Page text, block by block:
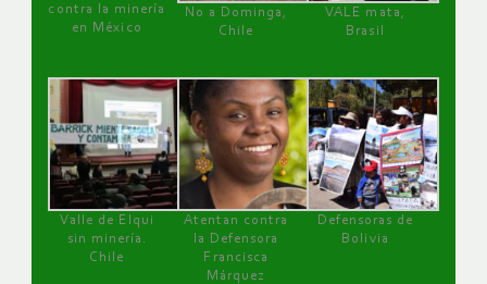
contra la minería
en México
No a Dominga,
Chile
VALE mata,
Brasil
Valle de Elqui
sin minería.
Chile
Atentan contra
la Defensora
Francisca
Márquez
Defensoras de
Bolivia